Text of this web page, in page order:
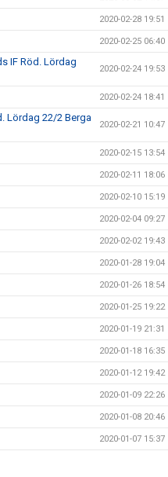
2020-02-28 19:51
2020-02-25 06:40
IF Röd. Lördag
2020-02-24 19:53
2020-02-24 18:41
Lördag 22/2 Berga
2020-02-21 10:47
2020-02-15 13:54
2020-02-11 18:06
2020-02-10 15:19
2020-02-04 09:27
2020-02-02 19:43
2020-01-28 19:04
2020-01-26 18:54
2020-01-25 19:22
2020-01-19 21:31
2020-01-18 16:35
2020-01-12 19:42
2020-01-09 22:26
2020-01-08 20:46
2020-01-07 15:37